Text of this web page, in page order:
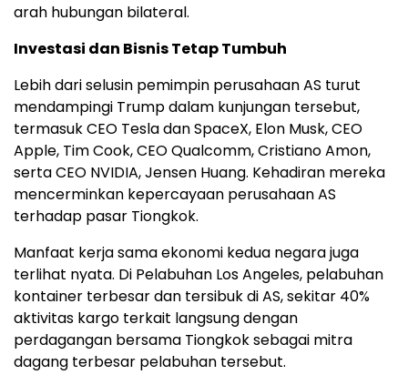
arah hubungan bilateral.
Investasi dan Bisnis Tetap Tumbuh
Lebih dari selusin pemimpin perusahaan AS turut
mendampingi Trump dalam kunjungan tersebut,
termasuk CEO Tesla dan SpaceX, Elon Musk, CEO
Apple, Tim Cook, CEO Qualcomm, Cristiano Amon,
serta CEO NVIDIA, Jensen Huang. Kehadiran mereka
mencerminkan kepercayaan perusahaan AS
terhadap pasar Tiongkok.
Manfaat kerja sama ekonomi kedua negara juga
terlihat nyata. Di Pelabuhan Los Angeles, pelabuhan
kontainer terbesar dan tersibuk di AS, sekitar 40%
aktivitas kargo terkait langsung dengan
perdagangan bersama Tiongkok sebagai mitra
dagang terbesar pelabuhan tersebut.